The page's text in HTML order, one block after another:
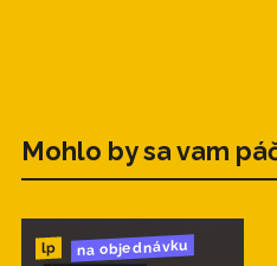
Mohlo by sa vam
lp na objednávku